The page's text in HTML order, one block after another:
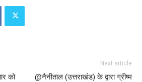
को
Next article
@नैनीताल (उत्तराखंड) के द्वारा ग्रीष्म